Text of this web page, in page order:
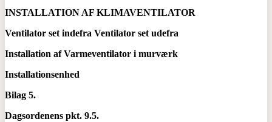
INSTALLATION AF KLIMAVENTILATOR
Ventilator set indefra Ventilator set udefra
Installation af Varmeventilator i murværk
Installationsenhed
Bilag 5.
Dagsordenens pkt. 9.5.